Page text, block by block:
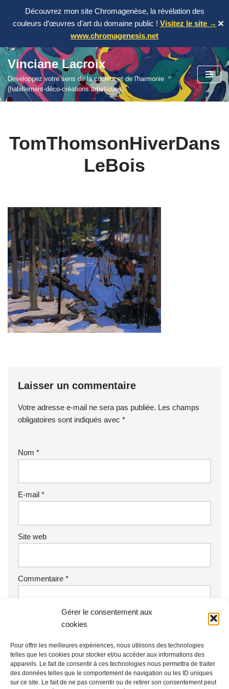
Gérer le consentement aux
cookies
Pour offrir les meilleures expériences, nous utilisons des technologies
telles que les cookies pour stocker et/ou accéder aux informations des
appareils. Le fait de consentir à ces technologies nous permettra de traiter
des données telles que le comportement de navigation ou les ID uniques
sur ce site. Le fait de ne pas consentir ou de retirer son consentement peut
Découvrez mon site Chromagenèse, la révélation des
couleurs d’œuvres d'art du domaine public ! Visitez le site →
www.chromagenesis.net
✕
Aller
au
contenu
Vinciane Lacroix
Développez votre sens de la couleur et de l'harmonie
(habillement-déco-créations artistiques)
TomThomsonHiverDans
LeBois
Laisser un commentaire
Votre adresse e-mail ne sera pas publiée. Les champs
obligatoires sont indiqués avec *
Nom *
E-mail *
Site web
Commentaire *